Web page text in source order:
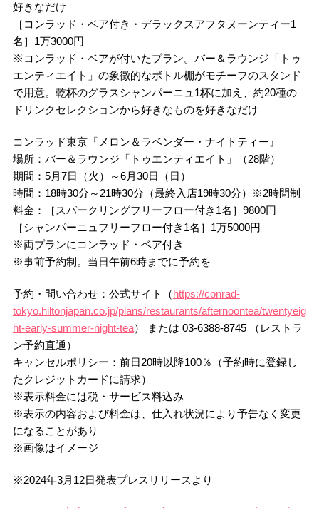
好きなだけ
［コンラッド・ベア付き・デラックスアフタヌーンティー1
名］1万3000円
※コンラッド・ベアが付いたプラン。バー＆ラウンジ「トゥ
エンティエイト」の象徴的なボトル棚がモチーフのスタンド
で用意。乾杯のグラスシャンパーニュ1杯に加え、約20種の
ドリンクセレクションから好きなものを好きなだけ
コンラッド東京『メロン＆ラベンダー・ナイトティー』
場所：バー＆ラウンジ「トゥエンティエイト」（28階）
期間：5月7日（火）～6月30日（日）
時間：18時30分～21時30分（最終入店19時30分）※2時間制
料金：［スパークリングフリーフロー付き1名］9800円
［シャンパーニュフリーフロー付き1名］1万5000円
※両プランにコンラッド・ベア付き
※事前予約制。当日午前6時までに予約を
予約・問い合わせ：公式サイト（https://conrad-
tokyo.hiltonjapan.co.jp/plans/restaurants/afternoontea/twentyeig
ht-early-summer-night-tea） または 03-6388-8745 （レストラ
ン予約直通）
キャンセルポリシー：前日20時以降100％（予約時に登録し
たクレジットカードに請求）
※表示料金には税・サービス料込み
※表示の内容および料金は、仕入れ状況により予告なく変更
になることがあり
※画像はイメージ
※2024年3月12日発表プレスリリースより